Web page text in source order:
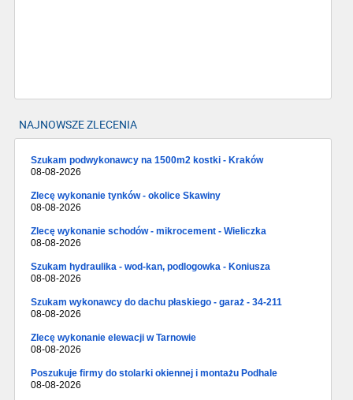
NAJNOWSZE ZLECENIA
Szukam podwykonawcy na 1500m2 kostki - Kraków
08-08-2026
Zlecę wykonanie tynków - okolice Skawiny
08-08-2026
Zlecę wykonanie schodów - mikrocement - Wieliczka
08-08-2026
Szukam hydraulika - wod-kan, podlogowka - Koniusza
08-08-2026
Szukam wykonawcy do dachu płaskiego - garaż - 34-211
08-08-2026
Zlecę wykonanie elewacji w Tarnowie
08-08-2026
Poszukuje firmy do stolarki okiennej i montażu Podhale
08-08-2026